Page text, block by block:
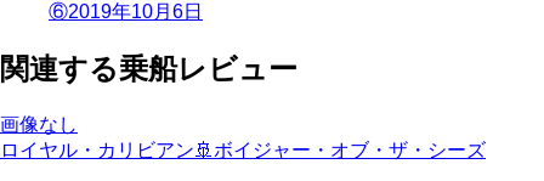
⑥2019年10月6日
関連する乗船レビュー
画像なし
ロイヤル・カリビアン 🚢 ボイジャー・オブ・ザ・シーズ